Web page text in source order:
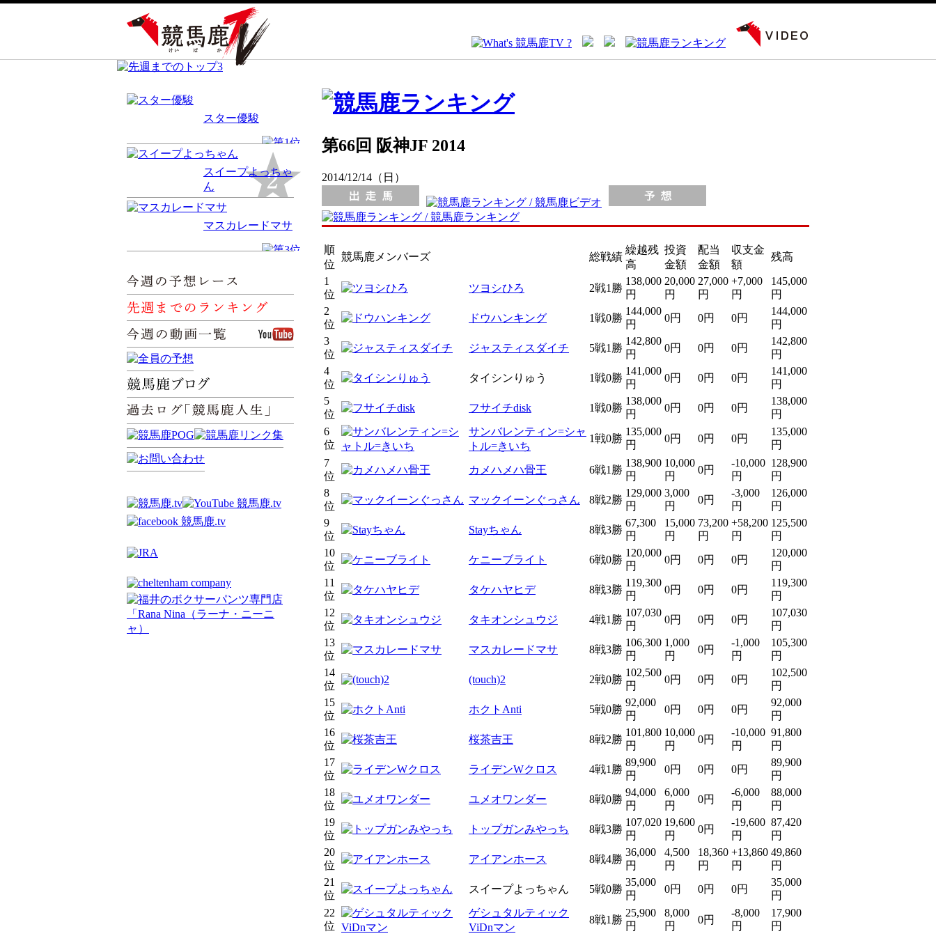
スター優駿
スイープよっちゃ
ん
マスカレードマサ
第66回 阪神JF 2014
2014/12/14（日）
順
位
競馬鹿メンバーズ 総戦績
繰越残
高
投資
金額
配当
金額
収支金
額
残高
1
位
ツヨシひろ 2戦1勝
138,000
円
20,000
円
27,000
円
+7,000
円
145,000
円
2
位
ドウハンキング 1戦0勝
144,000
円
0円 0円 0円
144,000
円
3
位
ジャスティスダイチ 5戦1勝
142,800
円
0円 0円 0円
142,800
円
4
位
タイシンりゅう 1戦0勝
141,000
円
0円 0円 0円
141,000
円
5
位
フサイチdisk 1戦0勝
138,000
円
0円 0円 0円
138,000
円
6
位
サンバレンティン=シャ
トル=きいち
1戦0勝
135,000
円
0円 0円 0円
135,000
円
7
位
カメハメハ骨王 6戦1勝
138,900
円
10,000
円
0円
-10,000
円
128,900
円
8
位
マックイーンぐっさん 8戦2勝
129,000
円
3,000
円
0円
-3,000
円
126,000
円
9
位
Stayちゃん 8戦3勝
67,300
円
15,000
円
73,200
円
+58,200
円
125,500
円
10
位
ケニーブライト 6戦0勝
120,000
円
0円 0円 0円
120,000
円
11
位
タケハヤヒデ 8戦3勝
119,300
円
0円 0円 0円
119,300
円
12
位
タキオンシュウジ 4戦1勝
107,030
円
0円 0円 0円
107,030
円
13
位
マスカレードマサ 8戦3勝
106,300
円
1,000
円
0円
-1,000
円
105,300
円
14
位
(touch)2 2戦0勝
102,500
円
0円 0円 0円
102,500
円
15
位
ホクトAnti 5戦0勝
92,000
円
0円 0円 0円
92,000
円
16
位
桜茶吉王 8戦2勝
101,800
円
10,000
円
0円
-10,000
円
91,800
円
17
位
ライデンWクロス 4戦1勝
89,900
円
0円 0円 0円
89,900
円
18
位
ユメオワンダー 8戦0勝
94,000
円
6,000
円
0円
-6,000
円
88,000
円
19
位
トップガンみやっち 8戦3勝
107,020
円
19,600
円
0円
-19,600
円
87,420
円
20
位
アイアンホース 8戦4勝
36,000
円
4,500
円
18,360
円
+13,860
円
49,860
円
21
位
スイープよっちゃん 5戦0勝
35,000
円
0円 0円 0円
35,000
円
22
位
ゲシュタルティック
ViDnマン
8戦1勝
25,900
円
8,000
円
0円
-8,000
円
17,900
円